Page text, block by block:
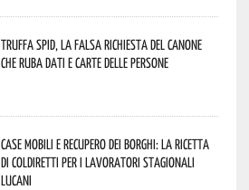
Truffa Spid, la falsa richiesta del canone
che ruba dati e carte delle persone
Case mobili e recupero dei borghi: la ricetta
di Coldiretti per i lavoratori stagionali
lucani